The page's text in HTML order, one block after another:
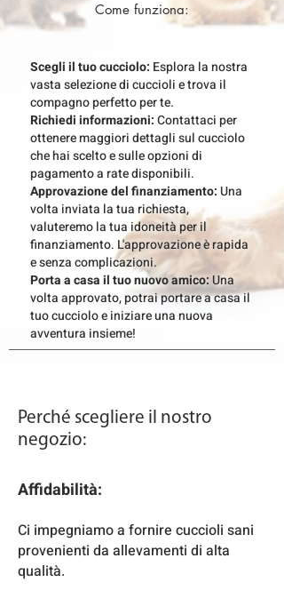
Come funziona:
Scegli il tuo cucciolo: Esplora la nostra
vasta selezione di cuccioli e trova il
compagno perfetto per te.
Richiedi informazioni:Contattaci per
ottenere maggiori dettagli sul cucciolo
che hai scelto e sulle opzioni di
pagamento a rate disponibili.
Approvazione del finanziamento: Una
volta inviata la tua richiesta,
valuteremo la tua idoneità per il
finanziamento. L'approvazione è rapida
e senza complicazioni.
Porta a casa il tuo nuovo amico:Una
volta approvato, potrai portare a casa il
tuo cucciolo e iniziare una nuova
avventura insieme!
Perché scegliere il nostro
negozio:
Affidabilità:
Ci impegniamo a fornire cuccioli sani
provenienti da allevamenti di alta
qualità.